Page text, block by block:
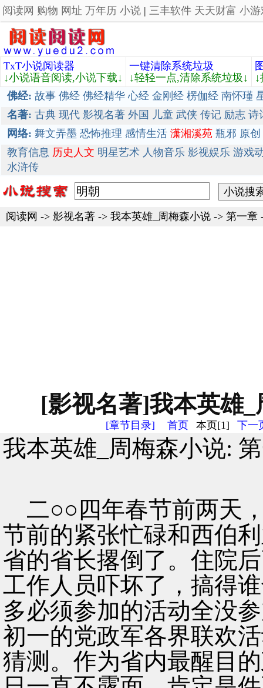
阅读网 购物 网址 万年历 小说 | 三丰软件 天天财富 小游
TxT小说阅读器
↓小说语音阅读,小说下载↓
一键清除系统垃圾
↓轻轻一点,清除系统垃圾↓
佛经: 故事 佛经 佛经精华 心经 金刚经 楞伽经 南怀瑾
名著: 古典 现代 影视名著 外国 儿童 武侠 传记 励志 诗
网络: 舞文弄墨 恐怖推理 感情生活 潇湘溪苑 瓶邪 原创
教育信息 历史人文 明星艺术 人物音乐 影视娱乐 游戏
水浒传
阅读网 -> 影视名著 -> 我本英雄_周梅森小说 -> 第一章
[影视名著]我本英雄
[章节目录] 首页 本页[1] 下一
我本英雄_周梅森小说:
二○○四年春节前两天
节前的紧张忙碌和西伯
省的省长撂倒了。住院
工作人员吓坏了，搞得
多必须参加的活动全没
初一的党政军各界联欢
猜测。作为省内最醒目